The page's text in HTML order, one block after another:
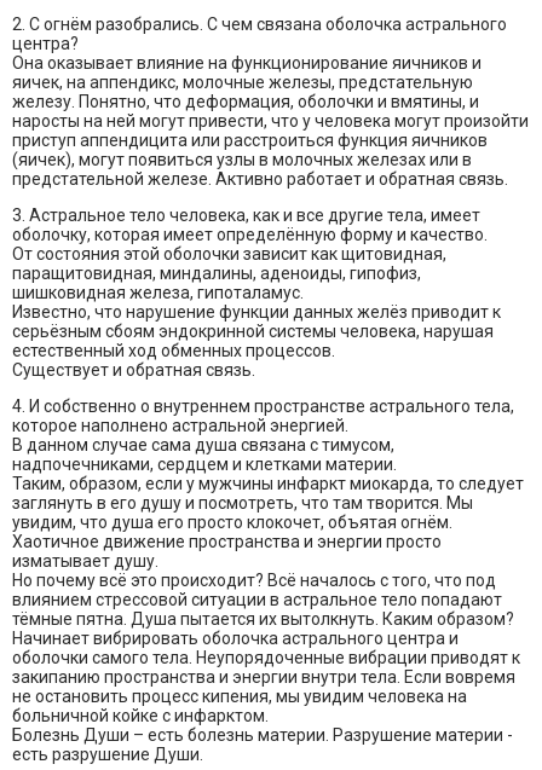
2. С огнём разобрались. С чем связана оболочка астрального
центра?
Она оказывает влияние на функционирование яичников и
яичек, на аппендикс, молочные железы, предстательную
железу. Понятно, что деформация, оболочки и вмятины, и
наросты на ней могут привести, что у человека могут произойти
приступ аппендицита или расстроиться функция яичников
(яичек), могут появиться узлы в молочных железах или в
предстательной железе. Активно работает и обратная связь.
3. Астральное тело человека, как и все другие тела, имеет
оболочку, которая имеет определённую форму и качество.
От состояния этой оболочки зависит как щитовидная,
паращитовидная, миндалины, аденоиды, гипофиз,
шишковидная железа, гипоталамус.
Известно, что нарушение функции данных желёз приводит к
серьёзным сбоям эндокринной системы человека, нарушая
естественный ход обменных процессов.
Существует и обратная связь.
4. И собственно о внутреннем пространстве астрального тела,
которое наполнено астральной энергией.
В данном случае сама душа связана с тимусом,
надпочечниками, сердцем и клетками материи.
Таким, образом, если у мужчины инфаркт миокарда, то следует
заглянуть в его душу и посмотреть, что там творится. Мы
увидим, что душа его просто клокочет, объятая огнём.
Хаотичное движение пространства и энергии просто
изматывает душу.
Но почему всё это происходит? Всё началось с того, что под
влиянием стрессовой ситуации в астральное тело попадают
тёмные пятна. Душа пытается их вытолкнуть. Каким образом?
Начинает вибрировать оболочка астрального центра и
оболочки самого тела. Неупорядоченные вибрации приводят к
закипанию пространства и энергии внутри тела. Если вовремя
не остановить процесс кипения, мы увидим человека на
больничной койке с инфарктом.
Болезнь Души – есть болезнь материи. Разрушение материи -
есть разрушение Души.